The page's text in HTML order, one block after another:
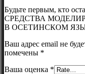
Будьте первым, кто
СРЕДСТВА
В ОСЕТИНСКОМ
Ваш адрес email не
помечены *
Ваша оценка *